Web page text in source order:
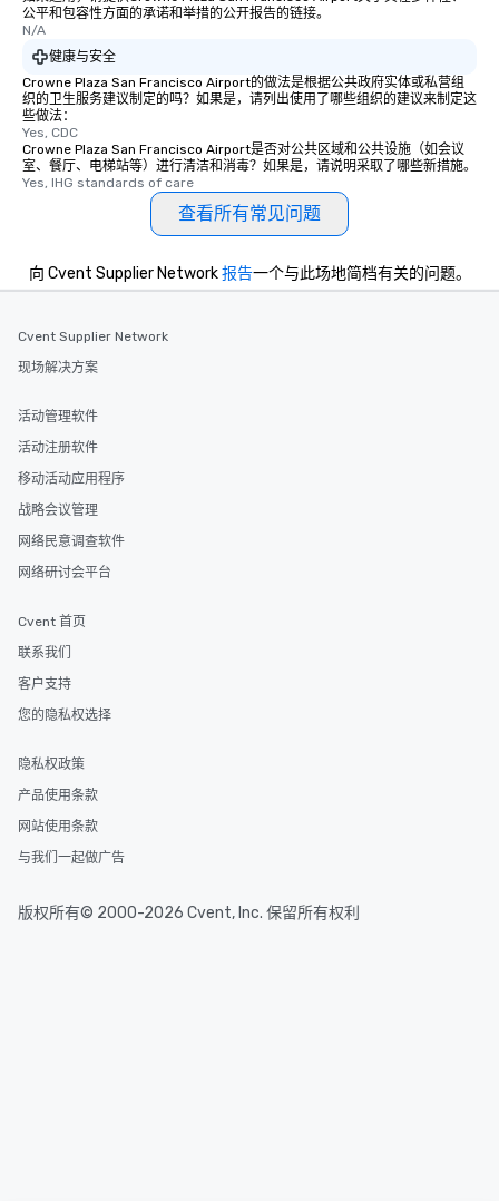
公平和包容性方面的承诺和举措的公开报告的链接。
N/A
健康与安全
Crowne Plaza San Francisco Airport的做法是根据公共政府实体或私营组
织的卫生服务建议制定的吗？如果是，请列出使用了哪些组织的建议来制定这
些做法：
Yes, CDC
Crowne Plaza San Francisco Airport是否对公共区域和公共设施（如会议
室、餐厅、电梯站等）进行清洁和消毒？如果是，请说明采取了哪些新措施。
Yes, IHG standards of care
查看所有常见问题
向 Cvent Supplier Network报告一个与此场地简档有关的问题。
Cvent Supplier Network
现场解决方案
活动管理软件
活动注册软件
移动活动应用程序
战略会议管理
网络民意调查软件
网络研讨会平台
Cvent 首页
联系我们
客户支持
您的隐私权选择
隐私权政策
产品使用条款
网站使用条款
与我们一起做广告
版权所有© 2000-2026 Cvent, Inc. 保留所有权利